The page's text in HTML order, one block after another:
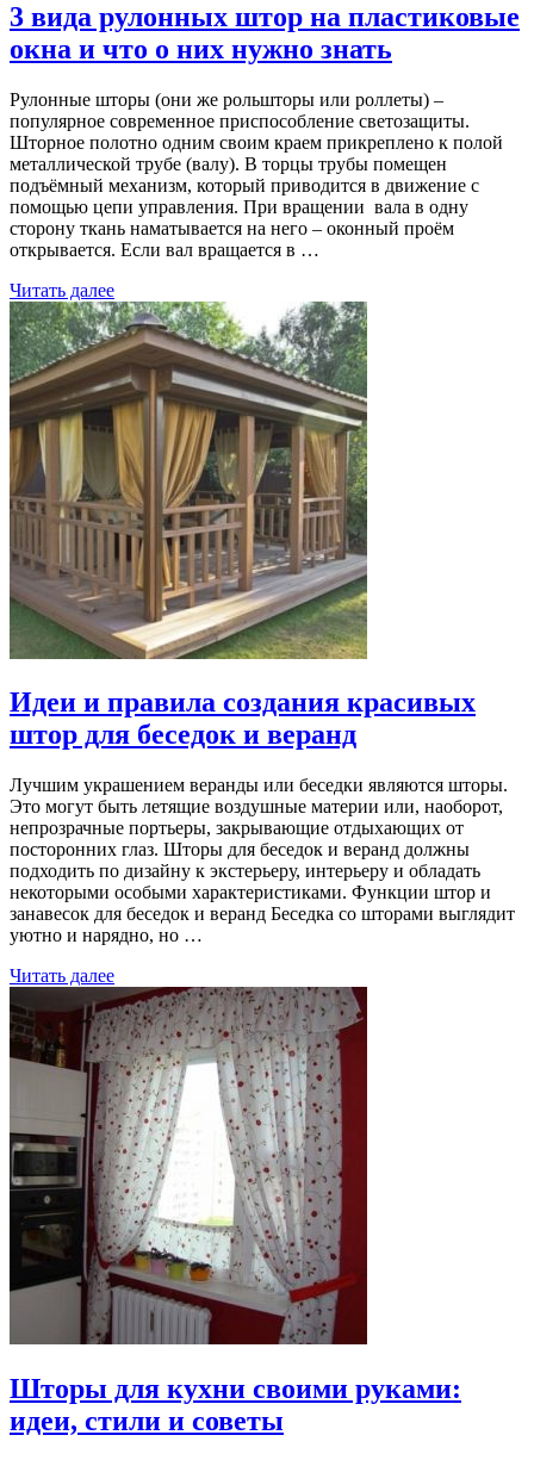
3 вида рулонных штор на пластиковые
окна и что о них нужно знать
Рулонные шторы (они же рольшторы или роллеты) –
популярное современное приспособление светозащиты.
Шторное полотно одним своим краем прикреплено к полой
металлической трубе (валу). В торцы трубы помещен
подъёмный механизм, который приводится в движение с
помощью цепи управления. При вращении вала в одну
сторону ткань наматывается на него – оконный проём
открывается. Если вал вращается в …
Читать далее
Идеи и правила создания красивых
штор для беседок и веранд
Лучшим украшением веранды или беседки являются шторы.
Это могут быть летящие воздушные материи или, наоборот,
непрозрачные портьеры, закрывающие отдыхающих от
посторонних глаз. Шторы для беседок и веранд должны
подходить по дизайну к экстерьеру, интерьеру и обладать
некоторыми особыми характеристиками. Функции штор и
занавесок для беседок и веранд Беседка со шторами выглядит
уютно и нарядно, но …
Читать далее
Шторы для кухни своими руками:
идеи, стили и советы